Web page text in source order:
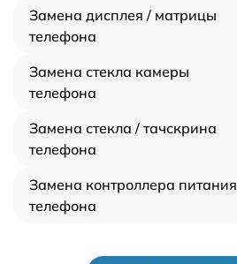
Замена дисплея / матрицы
телефона
Замена стекла камеры
телефона
Замена стекла / тачскрина
телефона
Замена контроллера питания
телефона